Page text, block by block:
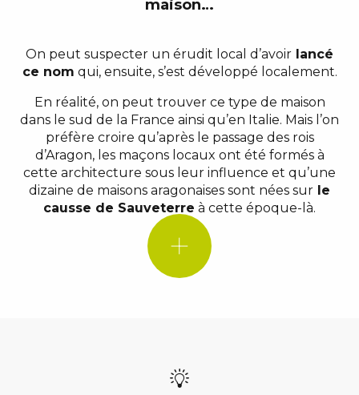
maison…
On peut suspecter un érudit local d’avoir lancé
ce nom qui, ensuite, s’est développé localement.
En réalité, on peut trouver ce type de maison
dans le sud de la France ainsi qu’en Italie. Mais l’on
préfère croire qu’après le passage des rois
d’Aragon, les maçons locaux ont été formés à
cette architecture sous leur influence et qu’une
dizaine de maisons aragonaises sont nées sur le
causse de Sauveterre à cette époque-là.
LE SAVIEZ-VOUS ?